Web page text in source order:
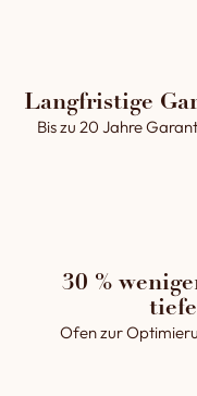
Langfristige
Bis zu 20 Jahre
30 %
Ofen zur